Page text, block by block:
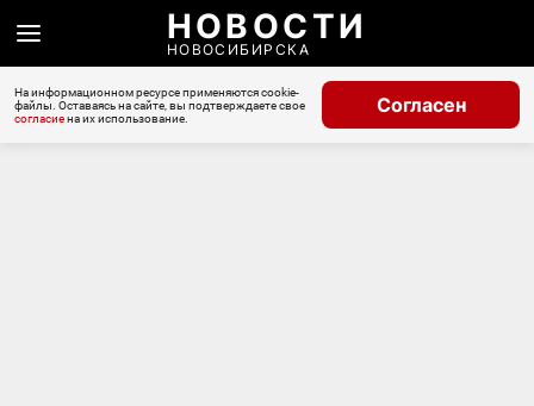
НОВОСТИ
НОВОСИБИРСКА
На информационном ресурсе применяются cookie-
файлы. Оставаясь на сайте, вы подтверждаете свое
согласиена их использование.
Согласен